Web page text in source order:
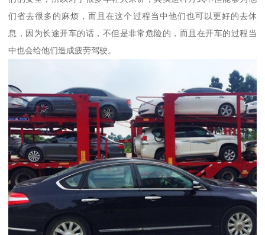
们省去很多的麻烦，而且在这个过程当中他们也可以更好的去休
息，因为长途开车的话，不但是非常危险的，而且在开车的过程当
中也会给他们造成疲劳驾驶。